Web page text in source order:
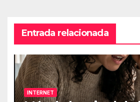
Entrada relacionada
INTERNET